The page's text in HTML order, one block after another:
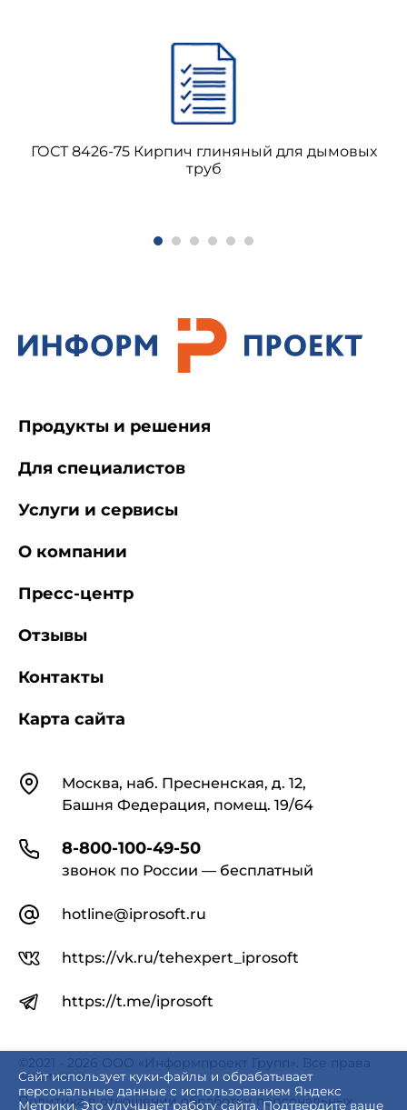
ГОСТ 8426-75 Кирпич глиняный для дымовых
труб
Сайт использует куки-файлы и обрабатывает
персональные данные с использованием Яндекс
Метрики. Это улучшает работу сайта. Подтвердите ваше
КонтактыМосква, наб. Пресненская, д. 12,
Башня Федерация, помещ. 19/64
8-800-100-49-50
звонок по России — бесплатный
hotline@iprosoft.ru
https://vk.ru/tehexpert_iprosoft
https://t.me/iprosoft
Продукты и решения
Для специалистов
Услуги и сервисы
О компании
Пресс-центр
Отзывы
Контакты
Карта сайта
©2021 - 2026 ООО «Информпроект Групп». Все права
защищены.
Политика в отношении обработки персональных